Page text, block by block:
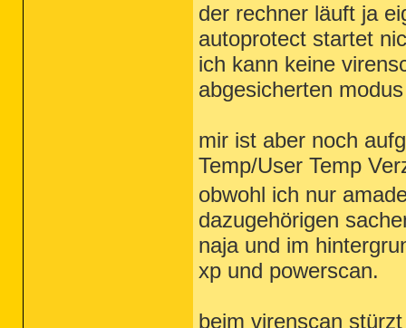
der rechner läuft ja
autoprotect startet
ich kann keine
abgesicherten
mir ist aber noch
Temp/User Temp
obwohl ich nur
dazugehörigen
naja und im
xp und powerscan.
beim virenscan